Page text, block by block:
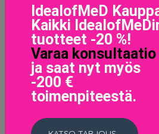
Teint Idole Ultra Wear
48.6 EUR
LISÄTIETOJA
IdealofMeD
Kaikki
tuotteet -20 %!
Varaa konsultaatio
ja saat nyt myös
-200 €
toimenpiteestä.